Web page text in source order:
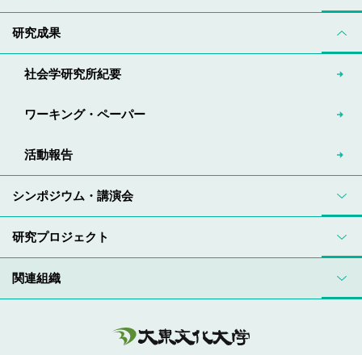
関連組織
研究成果
社会学研究所紀要
ワーキング・ペーパー
活動報告
シンポジウム・講演会
研究プロジェクト